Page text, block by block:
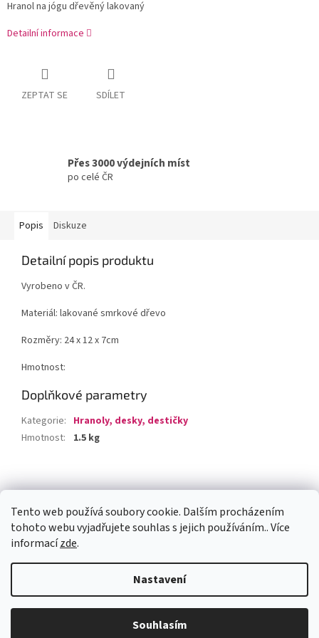
Tento web používá soubory cookie. Dalším procházením
tohoto webu vyjadřujete souhlas s jejich používáním.. Více
informacízde.
Nastavení
Souhlasím
Hranol na jógu dřevěný lakovaný
Detailní informace
ZEPTAT SE SDÍLET
Přes 3000 výdejních míst
po celé ČR
Popis Diskuze
Detailní popis produktu
Vyrobeno v ČR.
Materiál: lakované smrkové dřevo
Rozměry: 24 x 12 x 7cm
Hmotnost:
Doplňkové parametry
Kategorie: Hranoly, desky, destičky
Hmotnost: 1.5 kg
á
Facebook
Copyright 2026jogastyl.cz. Všechna práva vyhrazena.Upravit
nastavení cookies